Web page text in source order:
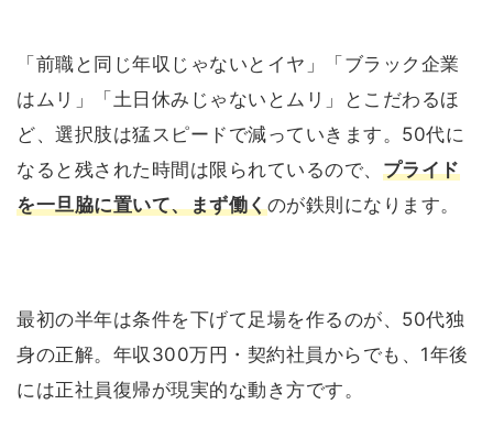
「前職と同じ年収じゃないとイヤ」「ブラック企業
はムリ」「土日休みじゃないとムリ」とこだわるほ
ど、選択肢は猛スピードで減っていきます。50代に
なると残された時間は限られているので、 プライド
を一旦脇に置いて、まず働くのが鉄則になります。
最初の半年は条件を下げて足場を作るのが、50代独
身の正解。年収300万円・契約社員からでも、1年後
には正社員復帰が現実的な動き方です。